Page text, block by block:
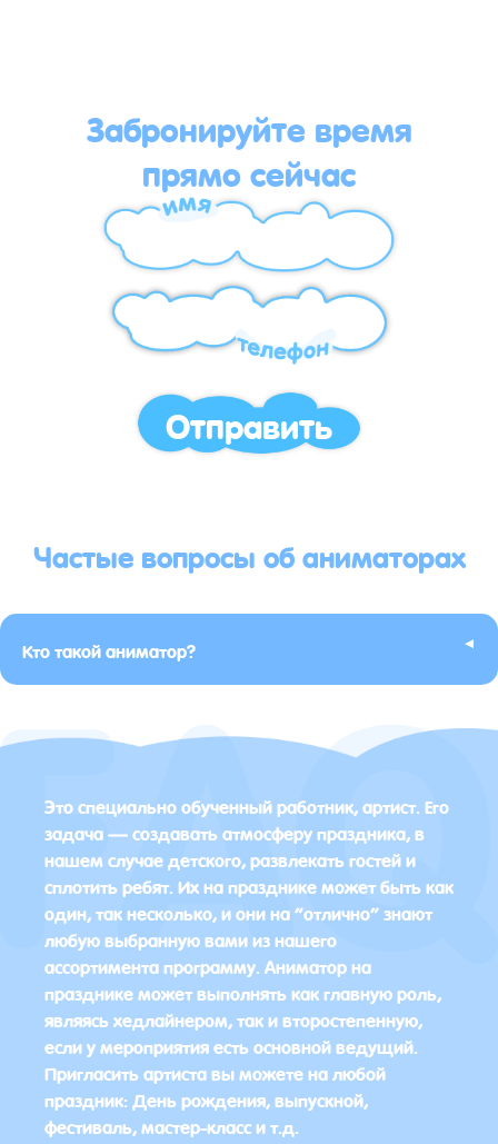
Забронируйте время
прямо сейчас
Отправить
Частые вопросы об аниматорах
Кто такой аниматор? ▸
Это специально обученный работник, артист. Его
задача — создавать атмосферу праздника, в
нашем случае детского, развлекать гостей и
сплотить ребят. Их на празднике может быть как
один, так несколько, и они на “отлично” знают
любую выбранную вами из нашего
ассортимента программу. Аниматор на
празднике может выполнять как главную роль,
являясь хедлайнером, так и второстепенную,
если у мероприятия есть основной ведущий.
Пригласить артиста вы можете на любой
праздник: День рождения, выпускной,
фестиваль, мастер-класс и т.д.